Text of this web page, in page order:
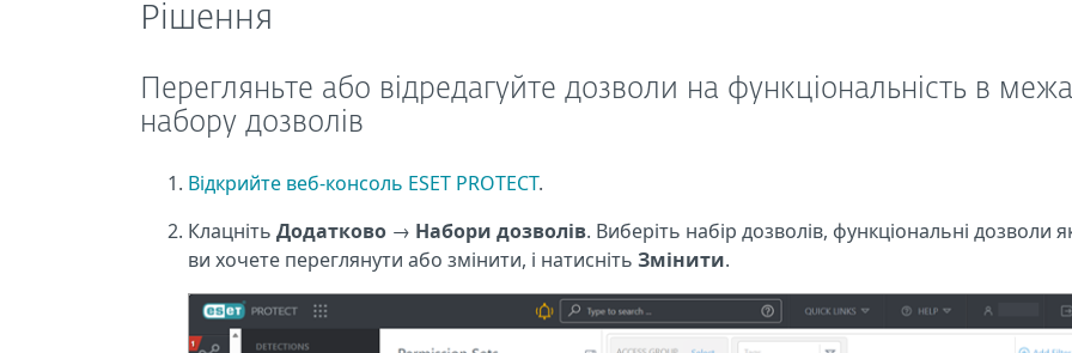
Рішення
Перегляньте або відредагуйте дозволи на функціональність в
набору дозволів
Відкрийте веб-консоль ESET PROTECT.
Клацніть Додатково → Набори дозволів. Виберіть набір дозволів, функціональні дозволи
ви хочете переглянути або змінити, і натисніть Змінити.